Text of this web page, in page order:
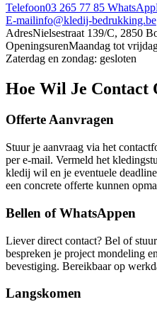
Telefoon03 265 77 85 WhatsApp
E-mailinfo@kledij-bedrukking.be
AdresNielsestraat 139/C, 2850
OpeningsurenMaandag tot
Zaterdag en zondag: gesloten
Hoe Wil Je Contact
Offerte Aanvragen
Stuur je aanvraag via het
per e-mail. Vermeld het
kledij wil en je eventuele
een concrete offerte kunnen
Bellen of WhatsAppen
Liever direct contact? Bel of
bespreken je project mondeling
bevestiging. Bereikbaar op
Langskomen